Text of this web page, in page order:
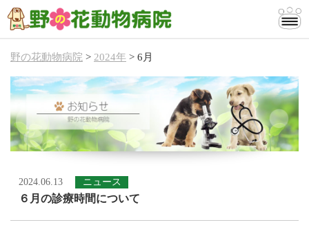
当院のご案内
お知らせ
お問い合わせ
野の花動物病院 > 2024年 > 6月
2024.06.13 ニュース
６月の診療時間について